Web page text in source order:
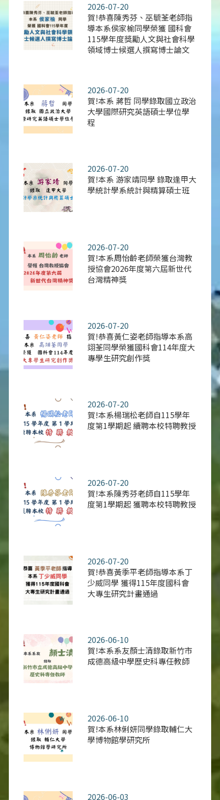
2026-07-20
賀!恭喜陳秀芬、巫毓荃老師指
導本系侯家榆同學榮獲 國科會
115學年度獎勵人文與社會科學
領域博士候選人撰寫博士論文
2026-07-20
賀!本系 蔣哲 同學錄取國立政治
大學國際研究英語碩士學位學
程
2026-07-20
賀!本系 游家靖同學 錄取逢甲大
學統計學系統計與精算碩士班
2026-07-20
賀!本系周怡齡老師榮獲台灣教
授協會2026年度第六屆新世代
台灣精神獎
2026-07-20
賀!恭喜黃仁姿老師指導本系高
翊荃同學榮獲國科會114年度大
專學生研究創作獎
2026-07-20
賀!本系楊瑞松老師自115學年
度第1學期起 續聘本校特聘教授
2026-07-20
賀!本系陳秀芬老師自115學年
度第1學期起 獲聘本校特聘教授
2026-07-20
賀!恭喜黃季平老師指導本系丁
少威同學 獲得115年度國科會
大專生研究計畫通過
2026-06-10
賀!本系系友顏士清錄取新竹市
成德高級中學歷史科專任教師
2026-06-10
賀!本系林俐妍同學錄取輔仁大
學博物館學研究所
2026-06-03